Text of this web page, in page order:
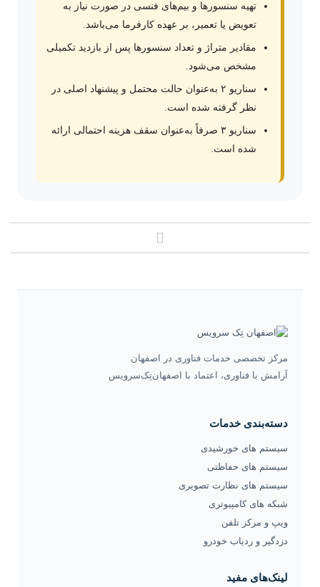
تهیه سنسورها و بیم‌های فنسی در صورت نیاز به
تعویض یا تعمیر، بر عهده کارفرما می‌باشد.
مقادیر متراژ و تعداد سنسورها پس از بازدید تکمیلی
مشخص می‌شود.
سناریو ۲ به‌عنوان حالت محتمل و پیشنهاد اصلی در
نظر گرفته شده است.
سناریو ۳ صرفاً به‌عنوان سقف هزینه احتمالی ارائه
شده است.
مرکز تخصصی خدمات فناوری در اصفهان
آرامش با فناوری، اعتماد با اصفهان‌تِک‌سرویس
دسته‌بندی خدمات
سیستم های خورشیدی
سیستم های حفاظتی
سیستم های نظارت تصویری
شبکه های کامپیوتری
ویپ و مرکز تلفن
دزدگیر و ردیاب خودرو
لینک‌های مفید